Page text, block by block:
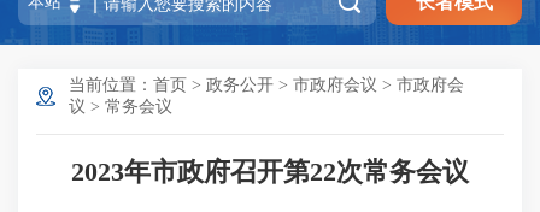
当前位置： 首页 > 政务公开 > 市政府会议 > 市政府会
议 > 常务会议
2023年市政府召开第22次常务会议